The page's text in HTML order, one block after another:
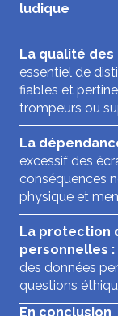
ludique
La qualité des
essentiel de
fiables et
trompeurs ou
La
excessif des
conséquences
physique et
La protection
personnelles :
des données
questions
En conclusion